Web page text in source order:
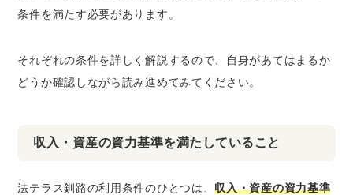
条件を満たす必要があります。
それぞれの条件を詳しく解説するので、自身があてはまるか
どうか確認しながら読み進めてみてください。
収入・資産の資力基準を満たしていること
法テラス釧路の利用条件のひとつは、収入・資産の資力基準